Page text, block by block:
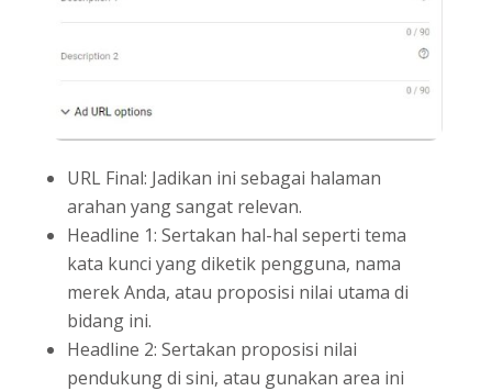
URL Final: Jadikan ini sebagai halaman
arahan yang sangat relevan.
Headline 1: Sertakan hal-hal seperti tema
kata kunci yang diketik pengguna, nama
merek Anda, atau proposisi nilai utama di
bidang ini.
Headline 2: Sertakan proposisi nilai
pendukung di sini, atau gunakan area ini